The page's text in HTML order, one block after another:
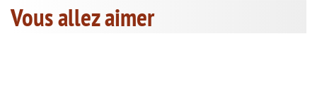
Vous allez aimer